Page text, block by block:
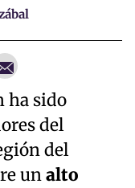
ha sido
del
del
unalto